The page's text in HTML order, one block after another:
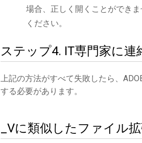
場合、正しく開くことができ
ください。
ステップ4. IT専門家に連
上記の方法がすべて失敗したら、
する必要があります。
_Vに類似したファイル